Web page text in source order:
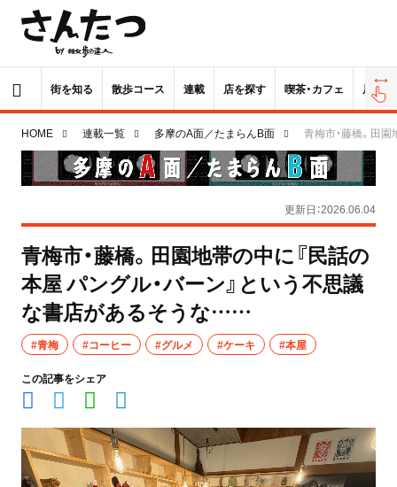
街を知る 散歩コース 連載 店を探す 喫茶・カフェ 居酒屋
HOME 連載一覧 多摩のA面／たまらんB面 青梅市・藤橋。田
更新日：2026.06.04
青梅市・藤橋。田園地帯の中に『民話の
本屋 パングル・バーン』という不思議
な書店があるそうな……
#青梅 #コーヒー #グルメ #ケーキ #本屋
この記事をシェア